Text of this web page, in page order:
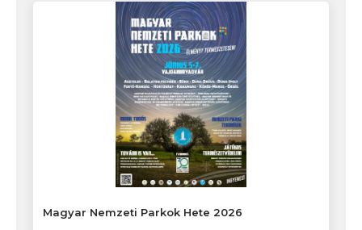
Magyar Nemzeti Parkok Hete 2026